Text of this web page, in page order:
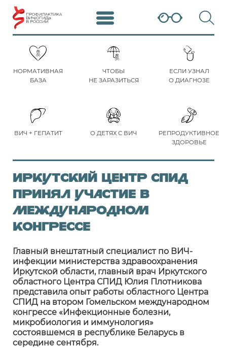
НОРМАТИВНАЯ
БАЗА
ЧТОБЫ
НЕ ЗАРАЗИТЬСЯ
ЕСЛИ УЗНАЛ
О ДИАГНОЗЕ
ВИЧ + ГЕПАТИТ О ДЕТЯХ С ВИЧ
РЕПРОДУКТИВНОЕ
ЗДОРОВЬЕ
Иркутский Центр СПИД
принял участие в
международном
конгрессе
Главный внештатный специалист по ВИЧ-
инфекции министерства здравоохранения
Иркутской области, главный врач Иркутского
областного Центра СПИД Юлия Плотникова
представила опыт работы областного Центра
СПИД на втором Гомельском международном
конгрессе «Инфекционные болезни,
микробиология и иммунология»
состоявшемся в республике Беларусь в
середине сентября.